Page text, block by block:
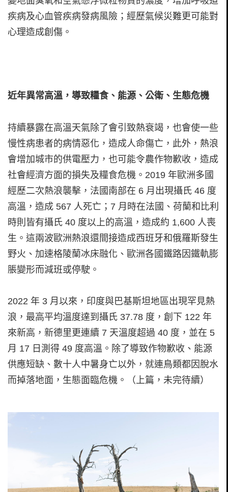
疾病及心血管疾病發病風險；經歷氣候災難更可能對
心理造成創傷。
近年異常高溫，導致糧食、能源、公衛、生態危機
持續暴露在高溫天氣除了會引致熱衰竭，也會使一些
慢性病患者的病情惡化，造成人命傷亡，此外，熱浪
會增加城市的供電壓力，也可能令農作物歉收，造成
社會經濟方面的損失及糧食危機。2019 年歐洲多國
經歷二次熱浪襲擊，法國南部在 6 月出現攝氏 46 度
高溫，造成 567 人死亡；7 月時在法國、荷蘭和比利
時則皆有攝氏 40 度以上的高溫，造成約 1,600 人喪
生。這兩波歐洲熱浪還間接造成西班牙和俄羅斯發生
野火、加速格陵蘭冰床融化、歐洲各國鐵路因鐵軌膨
脹變形而減班或停駛。
2022 年 3 月以來，印度與巴基斯坦地區出現罕見熱
浪，最高平均溫度達到攝氏 37.78 度，創下 122 年
來新高，新德里更連續 7 天溫度超過 40 度，並在 5
月 17 日測得 49 度高溫。除了導致作物歉收、能源
供應短缺、數十人中暑身亡以外，就連鳥類都因脫水
而掉落地面，生態面臨危機。（上篇，未完待續）